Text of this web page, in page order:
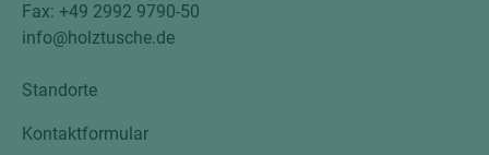
Fax: +49 2992 9790-50
info@holztusche.de
Standorte
Kontaktformular